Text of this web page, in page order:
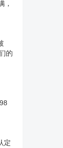
，
的
定